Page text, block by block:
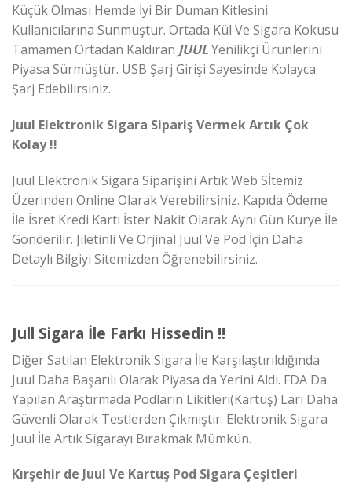
Küçük Olması Hemde İyi Bir Duman Kitlesini
Kullanıcılarına Sunmuştur. Ortada Kül Ve Sigara Kokusu
Tamamen Ortadan Kaldıran JUULYenilikçi Ürünlerini
Piyasa Sürmüştür. USB Şarj Girişi Sayesinde Kolayca
Şarj Edebilirsiniz.
Juul Elektronik Sigara Sipariş Vermek Artık Çok
Kolay !!
Juul Elektronik Sigara Siparişini Artık Web Sİtemiz
Üzerinden Online Olarak Verebilirsiniz. Kapıda Ödeme
İle İsret Kredi Kartı İster Nakit Olarak Aynı Gün Kurye İle
Gönderilir. Jiletinli Ve Orjinal Juul Ve Pod İçin Daha
Detaylı Bilgiyi Sitemizden Öğrenebilirsiniz.
Jull Sigara İle Farkı Hissedin !!
Diğer Satılan Elektronik Sigara İle Karşılaştırıldığında
Juul Daha Başarılı Olarak Piyasa da Yerini Aldı. FDA Da
Yapılan Araştırmada Podların Likitleri(Kartuş) Ları Daha
Güvenli Olarak Testlerden Çıkmıştır. Elektronik Sigara
Juul İle Artık Sigarayı Bırakmak Mümkün.
Kırşehir de Juul Ve Kartuş Pod Sigara Çeşitleri